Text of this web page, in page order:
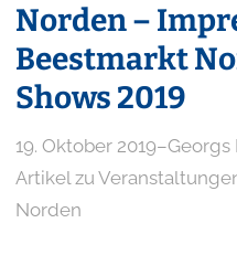
Norden –
Beestmarkt
Shows 2019
19. Oktober 2019–Georgs
Artikel zu
Norden